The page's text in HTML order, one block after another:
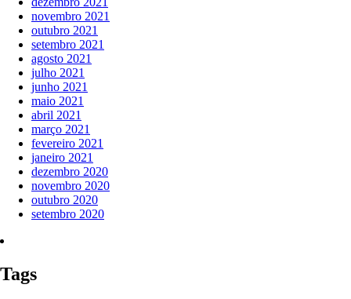
novembro 2021
outubro 2021
setembro 2021
agosto 2021
julho 2021
junho 2021
maio 2021
abril 2021
março 2021
fevereiro 2021
janeiro 2021
dezembro 2020
novembro 2020
outubro 2020
setembro 2020
Tags